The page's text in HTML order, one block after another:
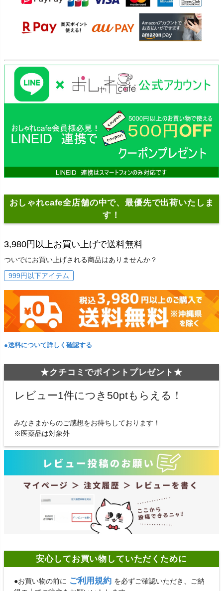
おしゃれcafe全店舗の中で、最優先で出荷いたしま
す！
3,980円以上お買い上げで送料無料
ついでにお買い上げされる商品はありませんか？
999円以下アイテム
●送料について詳しく確認する
★クチコミでポイントプレゼント★
レビュー1件につき50ptもらえる！
みなさまからのご感想をお待ちしております！
※医薬品は対象外
安心してお買い物していただくために
●お買い物の前に ご利用規約 を必ずご確認いただき、ご納